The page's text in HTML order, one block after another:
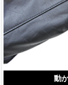
動